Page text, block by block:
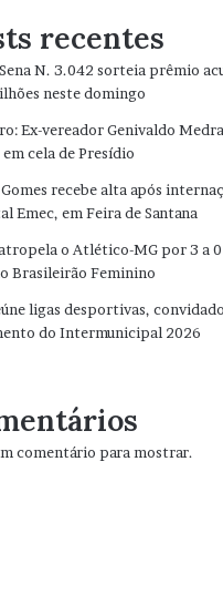
recentes
N. 3.042 sorteia prêmio
neste domingo
Ex-vereador Genivaldo
cela de Presídio
recebe alta após
Emec, em Feira de Santana
o Atlético-MG por 3 a 0
Brasileirão Feminino
ligas desportivas,
do Intermunicipal 2026
comentário para mostrar.